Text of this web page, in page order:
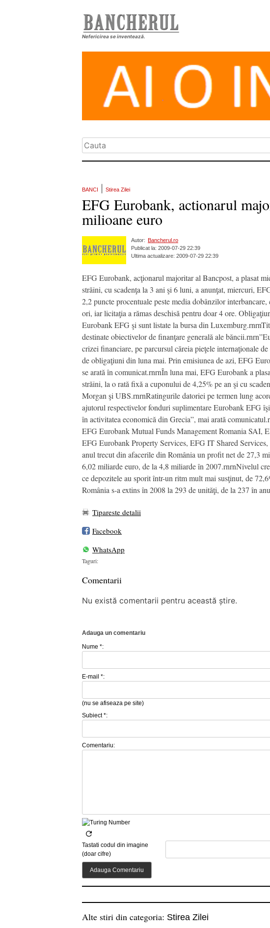
Nefericirea se inventează.
BANCI Stirea Zilei
EFG Eurobank, actionarul
milioane euro
Autor:
Bancherul.ro
Publicat la: 2009-07-29 22:39
Ultima actualizare: 2009-07-29 22:39
EFG Eurobank, acţionarul majoritar al Bancpost, a plasat
străini, cu scadenţa la 3 ani şi 6 luni, a anunţat, miercuri,
2,2 puncte procentuale peste media dobânzilor
ori, iar licitaţia a rămas deschisă pentru doar 4 ore.
Eurobank EFG şi sunt listate la bursa din
destinate obiectivelor de finanţare generală ale
crizei financiare, pe parcursul căreia pieţele internaţionale
de obligaţiuni din luna mai. Prin emisiunea de azi, EFG
se arată în comunicat.rnrnÎn luna mai, EFG Eurobank a
străini, la o rată fixă a cuponului de 4,25% pe an şi cu
Morgan şi UBS.rnrnRatingurile datoriei pe termen lung
ajutorul respectivelor fonduri suplimentare Eurobank EFG
în activitatea economică din Grecia”, mai arată
EFG Eurobank Mutual Funds Management Romania SAI,
EFG Eurobank Property Services, EFG IT Shared
anul trecut din afacerile din România un profit net de 27,3
6,02 miliarde euro, de la 4,8 miliarde în 2007.rnrnNivelul
ce depozitele au sporit într-un ritm mult mai susţinut, de
România s-a extins în 2008 la 293 de unităţi, de la 237 în
Tipareste detalii
Facebook
WhatsApp
Taguri:
Comentarii
Nu există comentarii pentru această știre.
Adauga un comentariu
Nume *:
E-mail *:
(nu se afiseaza pe site)
Subiect *:
Comentariu:
Tastati codul din imagine
(doar cifre)
Alte stiri din categoria: Stirea Zilei